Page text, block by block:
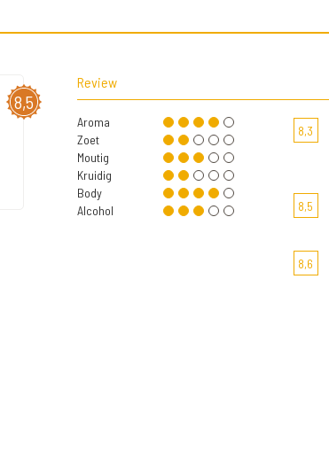
8,5
Review
Aroma
Zoet
Moutig
Kruidig
Body
Alcohol
8,3
8,5
8,6